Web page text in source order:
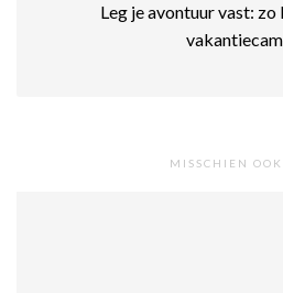
Leg je avontuur vast: zo
MISSCHIEN